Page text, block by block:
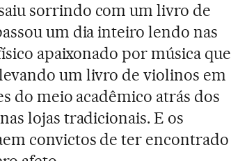
sorrindo com um livro de
um dia inteiro lendo nas
apaixonado por música que
um livro de violinos em
do meio acadêmico atrás dos
lojas tradicionais. E os
convictos de ter encontrado